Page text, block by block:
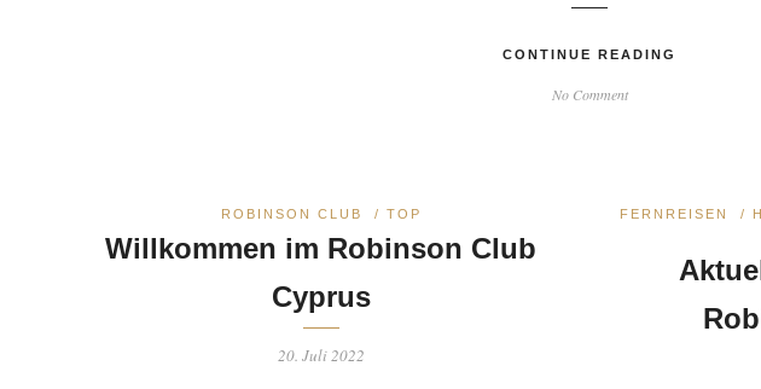
CONTINUE READING
No Comment
ROBINSON CLUB / TOP
Willkommen im Robinson Club
Cyprus
20. Juli 2022
FERNREISEN /